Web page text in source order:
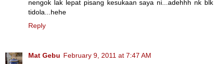
nengok lak lepat pisang kesukaan saya ni...adehhh nk blk
tidola...hehe
Reply
Mat Gebu February 9, 2011 at 7:47 AM